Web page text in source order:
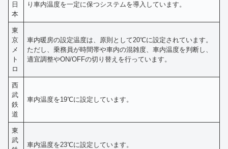
日
本
り車内温度を一定に保つシステムを導入しています。
東
京
メ
ト
ロ
車内暖房の設定温度は、原則として20℃に設定されています。
ただし、乗務員が時間帯や車内の混雑度、車内温度を判断し、
適宜調整やON/OFFの切り替えを行っています。
西
武
鉄
道
車内温度を19℃に設定しています。
東
武
車内温度を23℃に設定しています。